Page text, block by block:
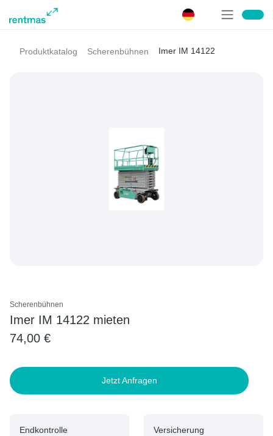
Produktkatalog Scherenbühnen Imer IM 14122
Scherenbühnen
Imer IM 14122 mieten
74,00 €
Jetzt Anfragen
Endkontrolle Versicherung